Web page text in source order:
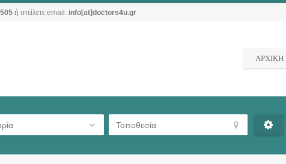
ή στείλετε email: info[at]doctors4u.gr
ΑΡΧΙΚΗ